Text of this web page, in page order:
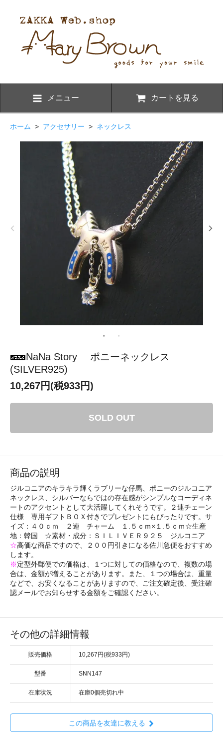
メニュー カートを見る
ホーム > アクセサリー > ネックレス
NaNa Story ポニーネックレス
(SILVER925)
10,267円(税933円)
SOLD OUT
商品の説明
ジルコニアのキラキラ輝くラブリーな仔馬、ポニーのジルコニア
ネックレス、シルバーならではの存在感がシンプルなコーディネ
ートのアクセントとして大活躍してくれそうです。２連チェーン
仕様 専用ギフトＢＯＸ付きでプレゼントにもぴったりです。サ
イズ：４０ｃｍ ２連 チャーム １.５ｃｍ×１.５ｃｍ☆生産
地：韓国 ☆素材・成分：ＳＩＬＩＶＥＲ９２５ ジルコニア
☆高価な商品ですので、２００円引きになる佐川急便をおすすめ
します。
※定型外郵便での価格は、１つに対しての価格なので、複数の場
合は、金額が増えることがあります。また、１つの場合は、重量
などで、お安くなることがありますので、ご注文確定後、受注確
認メールでお知らせする金額をご確認ください。
その他の詳細情報
販売価格 10,267円(税933円)
型番 SNN147
在庫状況 在庫0個売切れ中
この商品を友達に教える